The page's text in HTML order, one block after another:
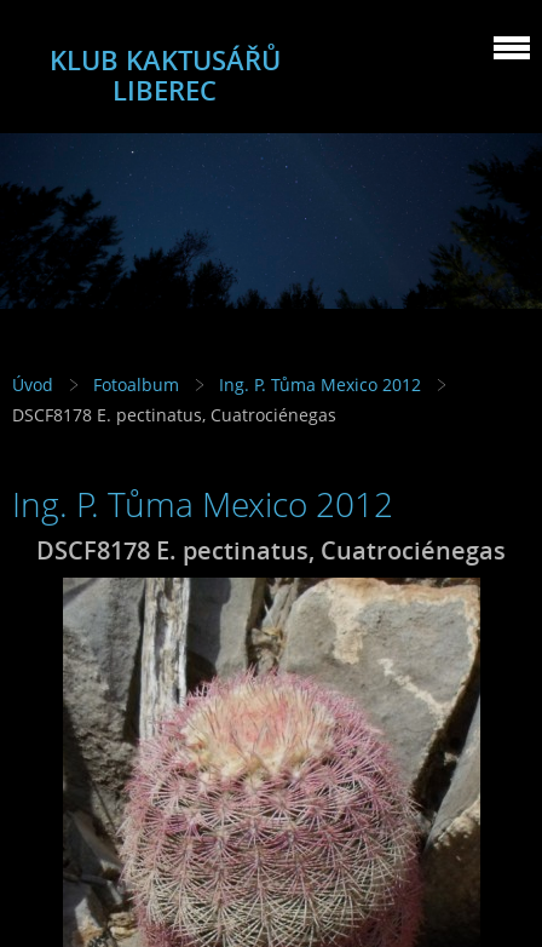
KLUB KAKTUSÁŘŮ
LIBEREC
Úvod Fotoalbum
Ing. P. Tůma Mexico 2012
DSCF8178 E. pectinatus, Cuatrociénegas
Ing. P. Tůma Mexico 2012
DSCF8178 E. pectinatus, Cuatrociénegas